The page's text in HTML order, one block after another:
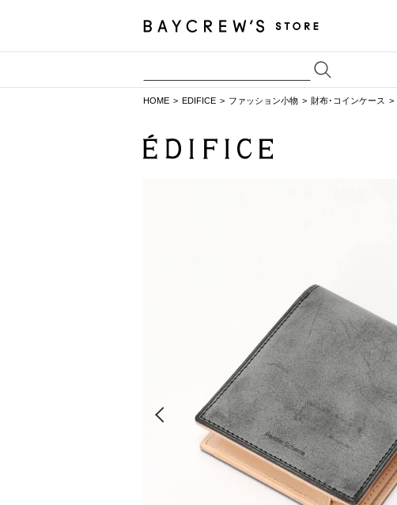
HOME EDIFICE ファッション小物 財布･コインケース